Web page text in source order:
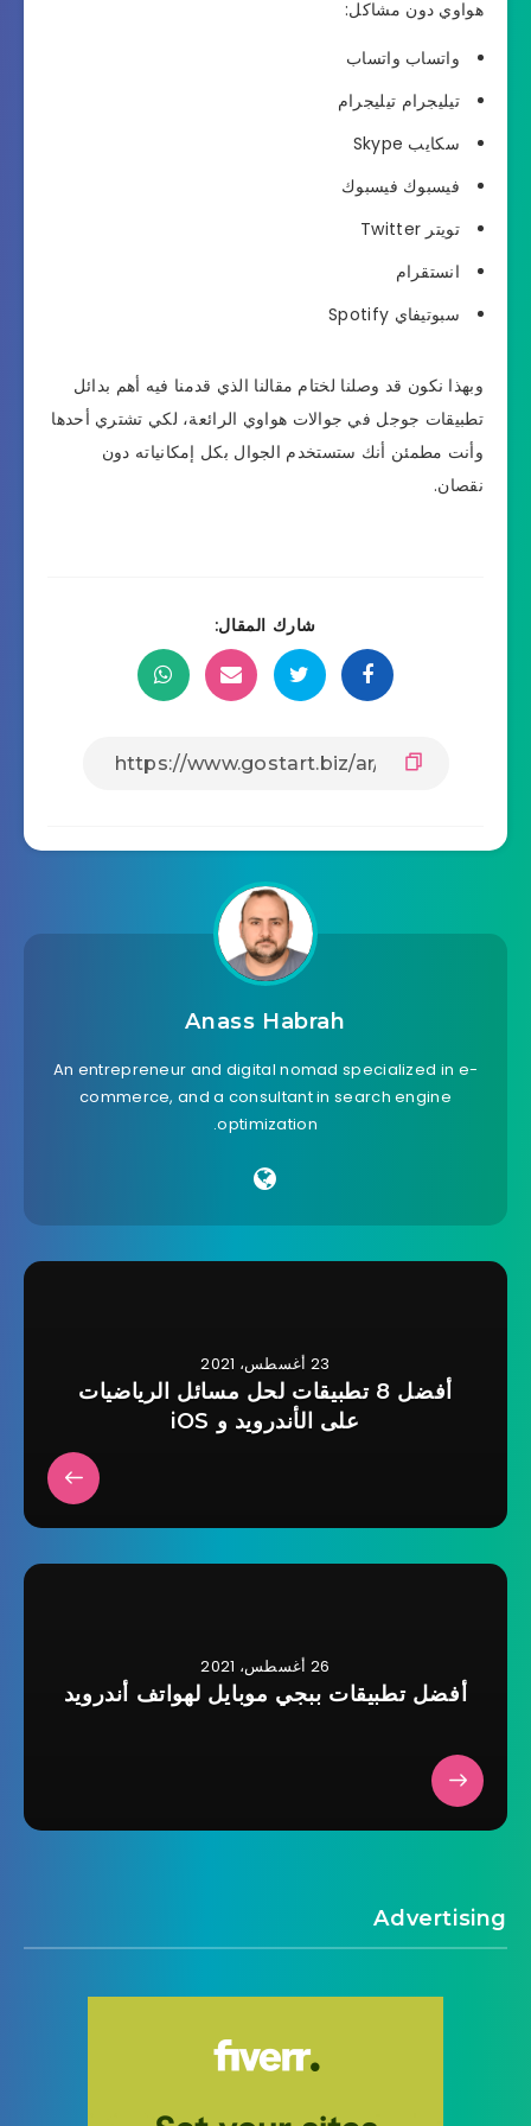
هواوي دون مشاكل:
واتساب واتساب
تيليجرام تيليجرام
سكايب Skype
فيسبوك فيسبوك
تويتر Twitter
انستقرام
سبوتيفاي Spotify
وبهذا نكون قد وصلنا لختام مقالنا الذي قدمنا فيه أهم بدائل
تطبيقات جوجل في جوالات هواوي الرائعة، لكي تشتري أحدها
وأنت مطمئن أنك ستستخدم الجوال بكل إمكانياته دون
نقصان.
شارك المقال:
Anass Habrah
An entrepreneur and digital nomad specialized in e-
commerce, and a consultant in search engine
optimization.
23 أغسطس، 2021
أفضل 8 تطبيقات لحل مسائل الرياضيات
على الأندرويد و iOS
26 أغسطس، 2021
أفضل تطبيقات ببجي موبايل لهواتف أندرويد
Advertising